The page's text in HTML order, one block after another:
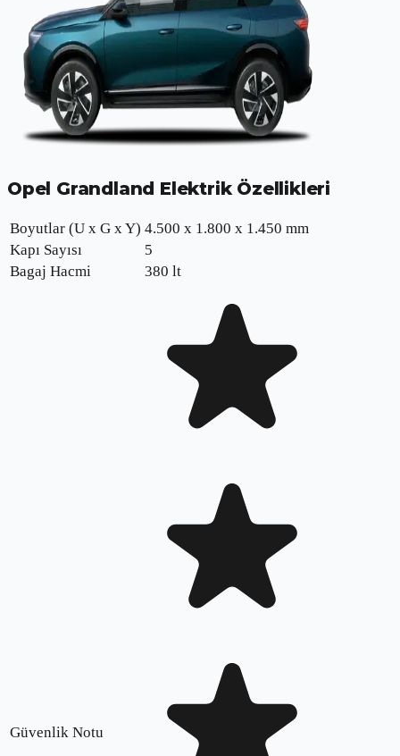
Opel Grandland Elektrik Özellikleri
Boyutlar (U x G x Y) 4.500 x 1.800 x 1.450 mm
Kapı Sayısı
5
Bagaj Hacmi
380 lt
Güvenlik Notu